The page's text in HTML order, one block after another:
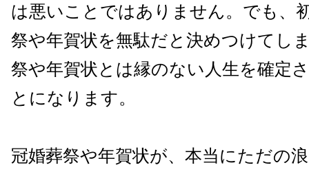
は悪いことではありません。でも、
祭や年賀状を無駄だと決めつけてし
祭や年賀状とは縁のない人生を確定
とになります。
冠婚葬祭や年賀状が、本当にただの